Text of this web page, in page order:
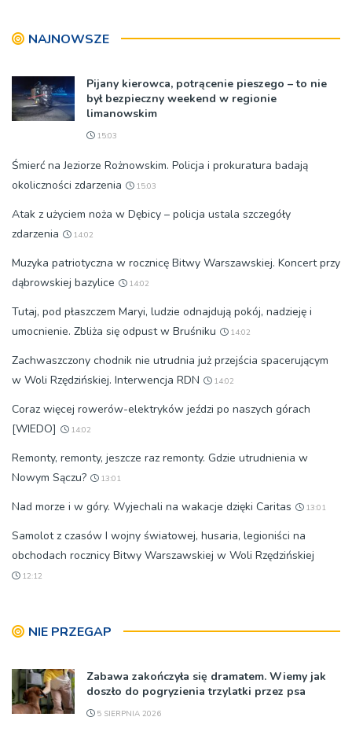
NAJNOWSZE
Pijany kierowca, potrącenie pieszego – to nie
był bezpieczny weekend w regionie
limanowskim
15:03
Śmierć na Jeziorze Rożnowskim. Policja i prokuratura badają
okoliczności zdarzenia
15:03
Atak z użyciem noża w Dębicy – policja ustala szczegóły
zdarzenia
14:02
Muzyka patriotyczna w rocznicę Bitwy Warszawskiej. Koncert przy
dąbrowskiej bazylice
14:02
Tutaj, pod płaszczem Maryi, ludzie odnajdują pokój, nadzieję i
umocnienie. Zbliża się odpust w Bruśniku
14:02
Zachwaszczony chodnik nie utrudnia już przejścia spacerującym
w Woli Rzędzińskiej. Interwencja RDN
14:02
Coraz więcej rowerów-elektryków jeździ po naszych górach
[WIEDO]
14:02
Remonty, remonty, jeszcze raz remonty. Gdzie utrudnienia w
Nowym Sączu?
13:01
Nad morze i w góry. Wyjechali na wakacje dzięki Caritas 13:01
Samolot z czasów I wojny światowej, husaria, legioniści na
obchodach rocznicy Bitwy Warszawskiej w Woli Rzędzińskiej
12:12
NIE PRZEGAP
Zabawa zakończyła się dramatem. Wiemy jak
doszło do pogryzienia trzylatki przez psa
5 SIERPNIA 2026